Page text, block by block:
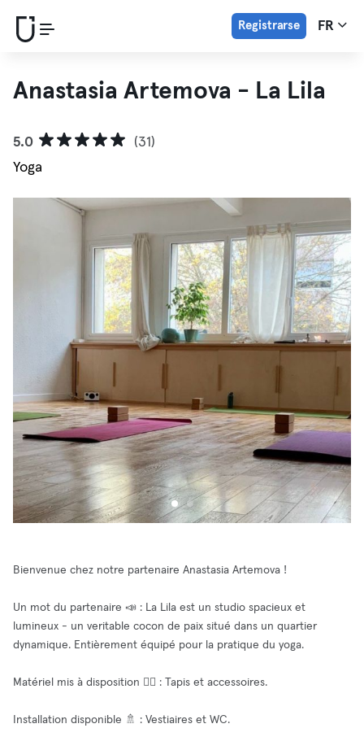
Registrarse FR
Anastasia Artemova - La Lila
5.0
(31)
Yoga
Bienvenue chez notre partenaire Anastasia Artemova !
Un mot du partenaire 📣 : La Lila est un studio spacieux et
lumineux - un veritable cocon de paix situé dans un quartier
dynamique. Entièrement équipé pour la pratique du yoga.
Matériel mis à disposition 🧘‍♂️ : Tapis et accessoires.
Installation disponible 🚿 : Vestiaires et WC.